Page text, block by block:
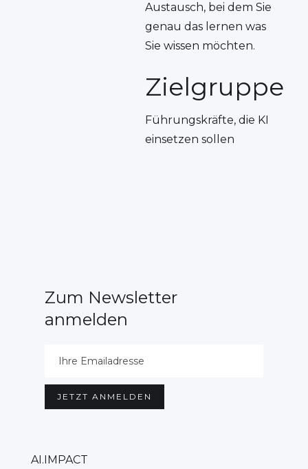
Austausch, bei dem Sie
genau das lernen was
Sie wissen möchten.
Zielgruppe
Führungskräfte, die KI
einsetzen sollen
Zum Newsletter
anmelden
AI.IMPACT